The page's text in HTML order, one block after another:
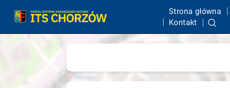
Strona główna
Kontakt